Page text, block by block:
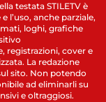
testata STILETV è
l’uso, anche parziale,
loghi, grafiche
registrazioni, cover e
La redazione
sito. Non potendo
ad eliminarli su
e oltraggiosi.